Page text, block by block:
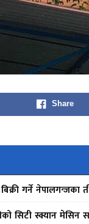
Share
बिक्री गर्ने
सिटी स्क्यान मेसिन